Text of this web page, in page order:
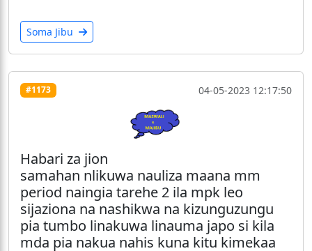
Soma Jibu
#1173 04-05-2023 12:17:50
Habari za jion
samahan nlikuwa nauliza maana mm
period naingia tarehe 2 ila mpk leo
sijaziona na nashikwa na kizunguzungu
pia tumbo linakuwa linauma japo si kila
mda pia nakua nahis kuna kitu kimekaa